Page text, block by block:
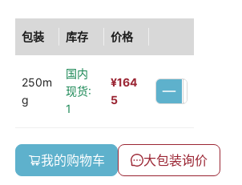
包装 库存 价格
250m
g
国内
现货:
1
¥164
5
我的购物车 大包装询价